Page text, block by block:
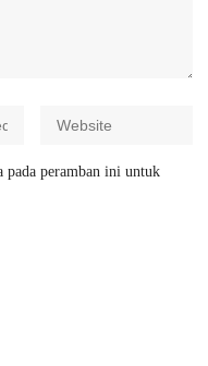
pada peramban ini untuk